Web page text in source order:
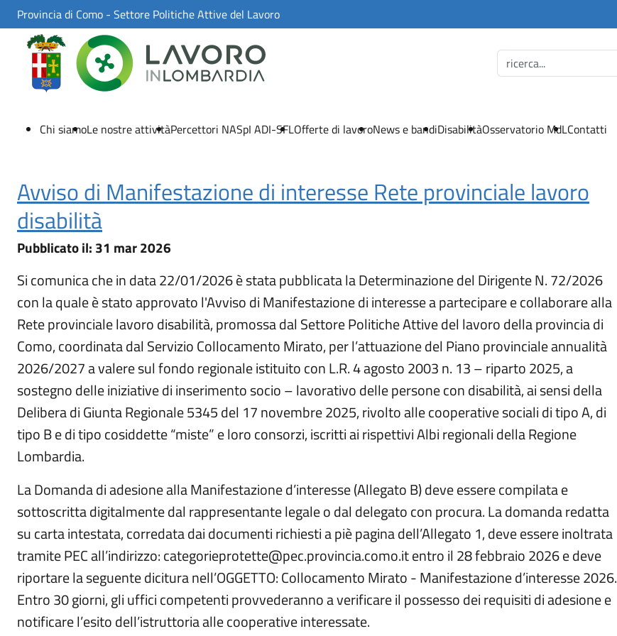
Skip to Main Content
Provincia di Como - Settore Politiche Attive del Lavoro
Chi siamoLe nostre attivitàPercettori NASpI ADI-SFLOfferte di lavoroNews e bandiDisabilitàOsservatorio MdLContatti
Avviso di Manifestazione di interesse Rete provinciale lavoro
disabilità
Pubblicato il: 31 mar 2026
Si comunica che in data 22/01/2026 è stata pubblicata la Determinazione del Dirigente N. 72/2026
con la quale è stato approvato l'Avviso di Manifestazione di interesse a partecipare e collaborare alla
Rete provinciale lavoro disabilità, promossa dal Settore Politiche Attive del lavoro della provincia di
Como, coordinata dal Servizio Collocamento Mirato, per l’attuazione del Piano provinciale annualità
2026/2027 a valere sul fondo regionale istituito con L.R. 4 agosto 2003 n. 13 – riparto 2025, a
sostegno delle iniziative di inserimento socio – lavorativo delle persone con disabilità, ai sensi della
Delibera di Giunta Regionale 5345 del 17 novembre 2025, rivolto alle cooperative sociali di tipo A, di
tipo B e di tipo cosiddette “miste” e loro consorzi, iscritti ai rispettivi Albi regionali della Regione
Lombardia.
La Domanda di adesione alla Manifestazione d’interesse (Allegato B) deve essere compilata e
sottoscritta digitalmente dal rappresentante legale o dal delegato con procura. La domanda redatta
su carta intestata, corredata dai documenti richiesti a piè pagina dell’Allegato 1, deve essere inoltrata
tramite PEC all’indirizzo: categorieprotette@pec.provincia.como.it entro il 28 febbraio 2026 e deve
riportare la seguente dicitura nell’OGGETTO: Collocamento Mirato - Manifestazione d’interesse 2026.
Entro 30 giorni, gli uffici competenti provvederanno a verificare il possesso dei requisiti di adesione e
notificare l’esito dell’istruttoria alle cooperative interessate.